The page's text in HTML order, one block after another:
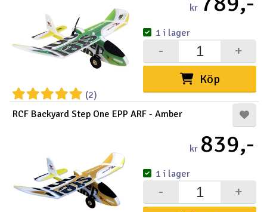
(2)
kr
Köp
+
-
1 i lager
RCF Backyard Step One EPP ARF - Amber
kr 839,-
+
-
1 i lager